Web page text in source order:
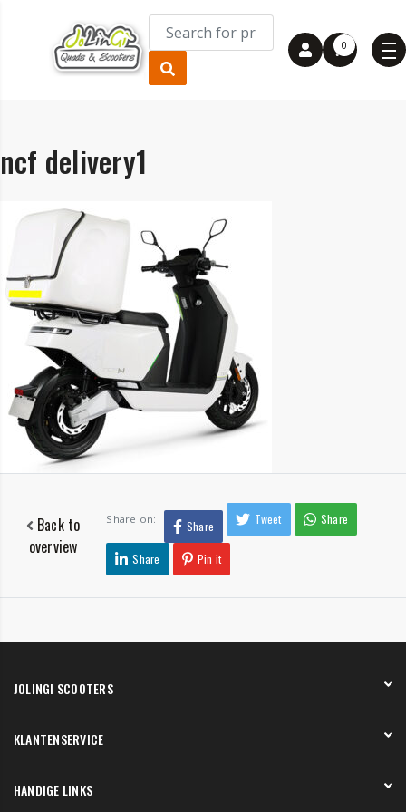
0
ncf delivery1
Back to
overview
Share on: Share Tweet Share
Share Pin it
JOLINGI SCOOTERS
Onze showroom
KLANTENSERVICE
Verzending en bezorging
HANDIGE LINKS